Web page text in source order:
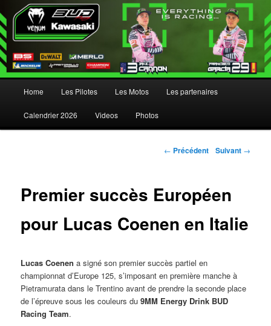
Aller au contenu principal
Aller au contenu secondaire
Home Les Pilotes Les Motos Les partenaires
Calendrier 2026 Videos Photos
Navigation des articles
← Précédent Suivant →
Premier succès Européen
pour Lucas Coenen en Italie
Lucas Coenen a signé son premier succès partiel en
championnat d’Europe 125, s’imposant en première manche à
Pietramurata dans le Trentino avant de prendre la seconde place
de l’épreuve sous les couleurs du9MM Energy Drink BUD
Racing Team.